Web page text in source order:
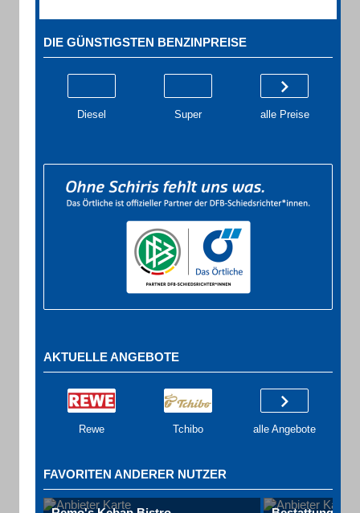
DIE GÜNSTIGSTEN BENZINPREISE
Diesel Super alle Preise
AKTUELLE ANGEBOTE
Rewe Tchibo alle Angebote
FAVORITEN ANDERER NUTZER